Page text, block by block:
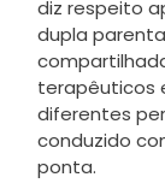
diz respeito
dupla
terapêuticos
diferentes
conduzido
ponta.